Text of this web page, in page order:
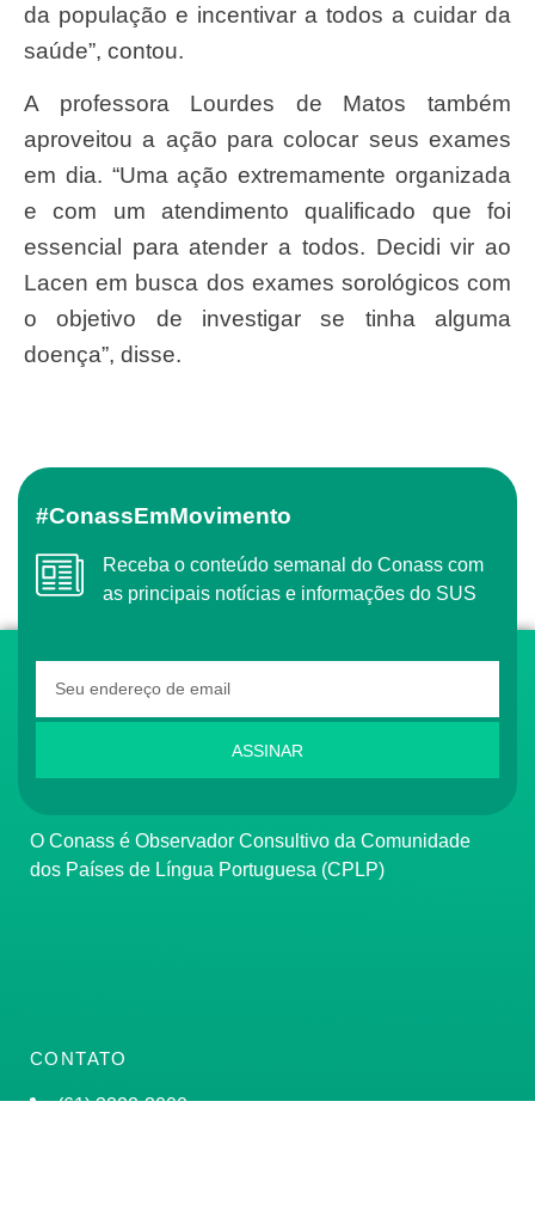
da população e incentivar a todos a cuidar da
saúde”, contou.
A professora Lourdes de Matos também
aproveitou a ação para colocar seus exames
em dia. “Uma ação extremamente organizada
e com um atendimento qualificado que foi
essencial para atender a todos. Decidi vir ao
Lacen em busca dos exames sorológicos com
o objetivo de investigar se tinha alguma
doença”, disse.
#ConassEmMovimento
Receba o conteúdo semanal do Conass com
as principais notícias e informações do SUS
ASSINAR
O Conass é Observador Consultivo da Comunidade
dos Países de Língua Portuguesa (CPLP)
CONTATO
(61) 3222-3000